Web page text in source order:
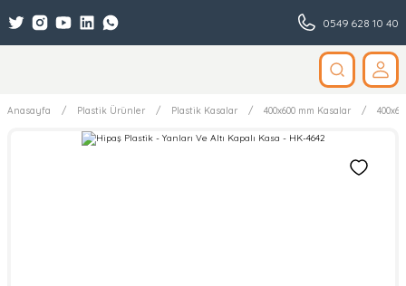
0549 628 10 40
Anasayfa Plastik Ürünler Plastik Kasalar 400x600 mm Kasalar